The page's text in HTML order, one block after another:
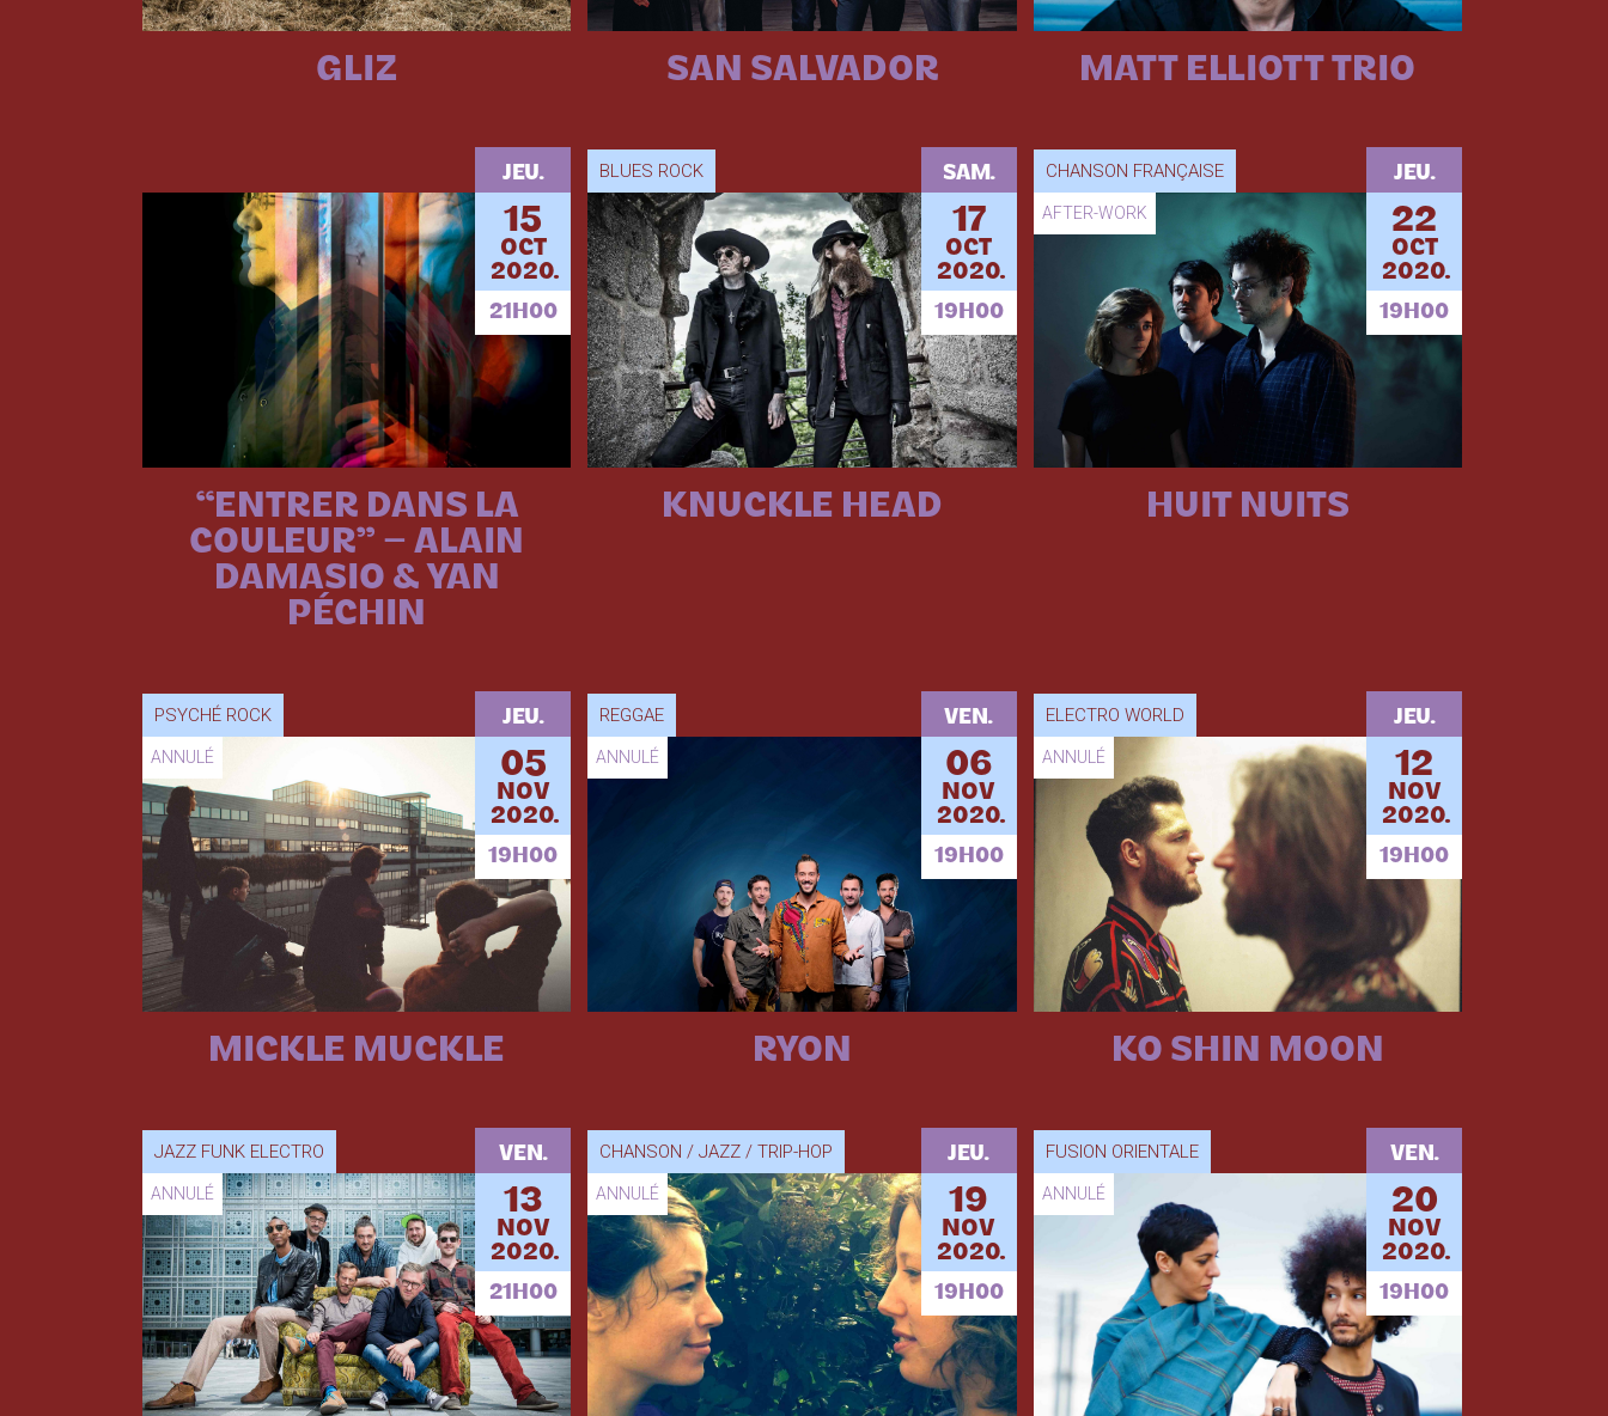
GLIZ SAN SALVADOR MATT ELLIOTT TRIO
JEU.
15
OCT
2020.
21H00
“ENTRER DANS LA
COULEUR” – ALAIN
DAMASIO & YAN
PÉCHIN
BLUES ROCK SAM.
17
OCT
2020.
19H00
KNUCKLE HEAD
CHANSON FRANÇAISE
AFTER-WORK
JEU.
22
OCT
2020.
19H00
HUIT NUITS
PSYCHÉ ROCK
ANNULÉ
JEU.
05
NOV
2020.
19H00
MICKLE MUCKLE
REGGAE
ANNULÉ
VEN.
06
NOV
2020.
19H00
RYON
ELECTRO WORLD
ANNULÉ
JEU.
12
NOV
2020.
19H00
KO SHIN MOON
JAZZ FUNK ELECTRO
ANNULÉ
VEN.
13
NOV
2020.
21H00
CHANSON / JAZZ / TRIP-HOP
ANNULÉ
JEU.
19
NOV
2020.
19H00
FUSION ORIENTALE
ANNULÉ
VEN.
20
NOV
2020.
19H00